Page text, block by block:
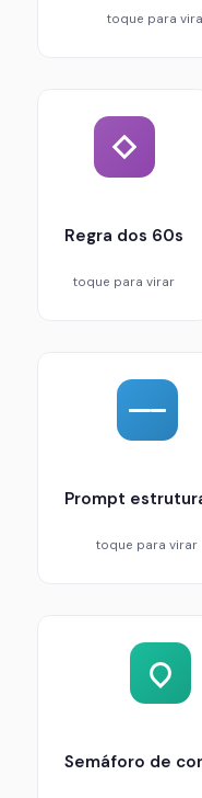
toque para
Regra dos 60s
toque para virar
Pegar o fato
buscar
segundos. Se
Prompt
toque para virar
Dividir perguntas
primeiro,
chance de o
Semáforo de
Sistema de
vermelho para
Prioriza